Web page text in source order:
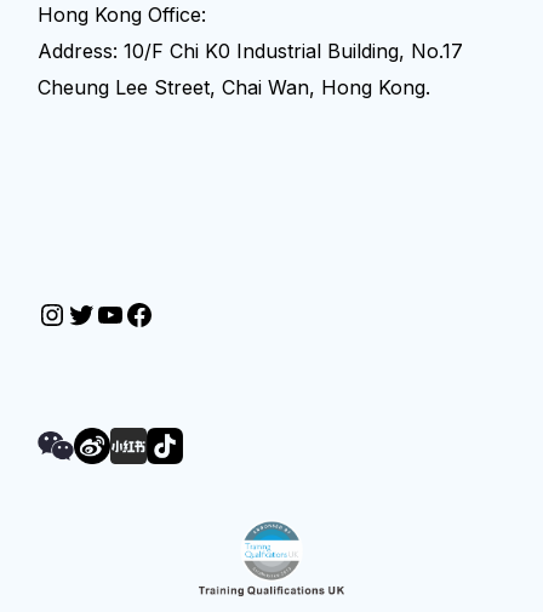
Hong Kong Office:
Address: 10/F Chi K0 Industrial Building, No.17
Cheung Lee Street, Chai Wan, Hong Kong.